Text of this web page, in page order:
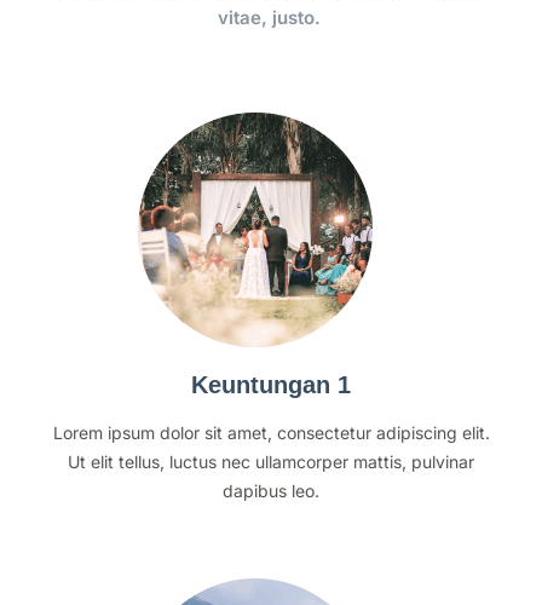
vitae, justo.
Keuntungan 1
Lorem ipsum dolor sit amet, consectetur adipiscing elit.
Ut elit tellus, luctus nec ullamcorper mattis, pulvinar
dapibus leo.